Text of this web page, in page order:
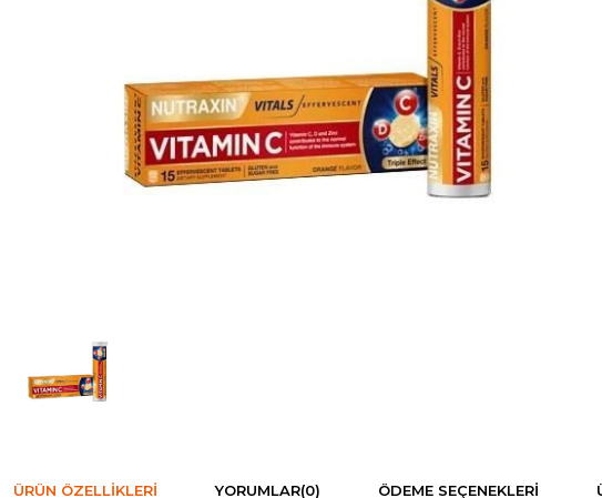
ÜRÜN ÖZELLIKLERI YORUMLAR(0) ÖDEME SEÇENEKLERI